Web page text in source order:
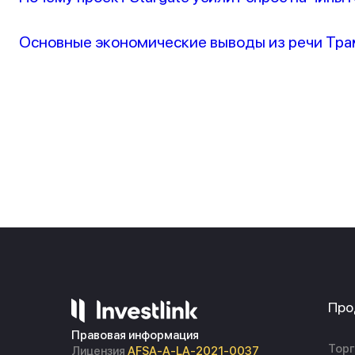
Основные экономические выводы из речи
Правовая информация
Лицензия AFSA-A-LA-2021-0037